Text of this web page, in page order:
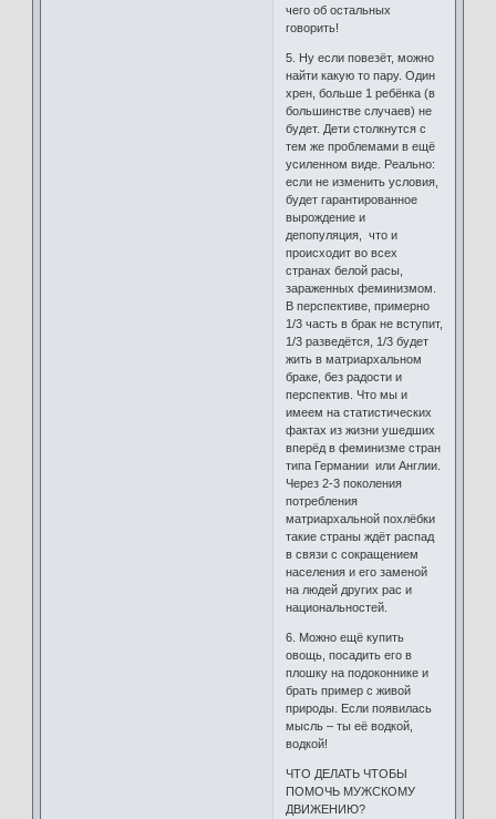
чего об остальных
говорить!
5. Ну если повезёт, можно
найти какую то пару. Один
хрен, больше 1 ребёнка (в
большинстве случаев) не
будет. Дети столкнутся с
тем же проблемами в ещё
усиленном виде. Реально:
если не изменить условия,
будет гарантированное
вырождение и
депопуляция, что и
происходит во всех
странах белой расы,
зараженных феминизмом.
В перспективе, примерно
1/3 часть в брак не вступит,
1/3 разведётся, 1/3 будет
жить в матриархальном
браке, без радости и
перспектив. Что мы и
имеем на статистических
фактах из жизни ушедших
вперёд в феминизме стран
типа Германии или Англии.
Через 2-3 поколения
потребления
матриархальной похлёбки
такие страны ждёт распад
в связи с сокращением
населения и его заменой
на людей других рас и
национальностей.
6. Можно ещё купить
овощь, посадить его в
плошку на подоконнике и
брать пример с живой
природы. Если появилась
мысль – ты её водкой,
водкой!
ЧТО ДЕЛАТЬ ЧТОБЫ
ПОМОЧЬ МУЖСКОМУ
ДВИЖЕНИЮ?